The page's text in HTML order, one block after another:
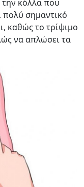
κόλλα που
πολύ σημαντικό
καθώς το τρίψιμο
να απλώσει τα